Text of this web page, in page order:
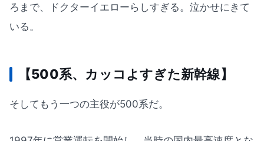
ろまで、ドクターイエローらしすぎる。泣かせにきて
いる。
【500系、カッコよすぎた新幹線】
そしてもう一つの主役が500系だ。